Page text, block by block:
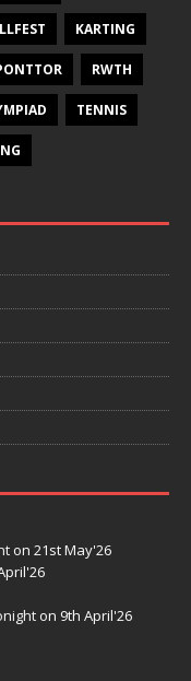
KARTING
RWTH
TENNIS
on 21st May'26
on 9th April'26